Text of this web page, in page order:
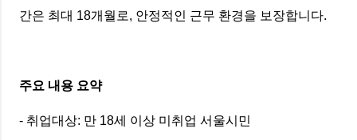
간은 최대 18개월로, 안정적인 근무 환경을 보장합니다.
주요 내용 요약
- 취업대상: 만 18세 이상 미취업 서울시민